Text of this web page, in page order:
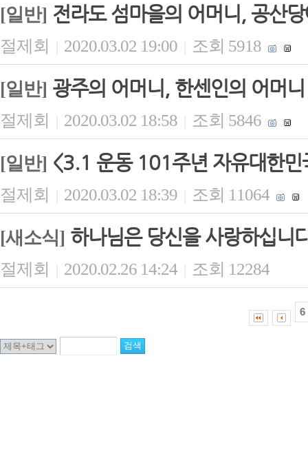
[일반] 전라도 섬마을의 어머니, 공산
절제회 | 2020.03.02 19:00 | 조회 5918
[일반] 광주의 어머니, 한센인의 어머
절제회 | 2020.03.02 18:58 | 조회 5846
[일반] <3.1 운동 101주년 자유대한
절제회 | 2020.03.02 18:39 | 조회 11064
[새소식] 하나님은 당신을 사랑하십니
절제회 | 2020.02.26 14:24 | 조회 12284
6